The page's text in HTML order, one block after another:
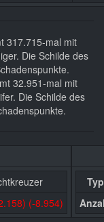
317.715-mal mit
Die Schilde des
32.951-mal mit
Die Schilde des
(-8.954)
Typ